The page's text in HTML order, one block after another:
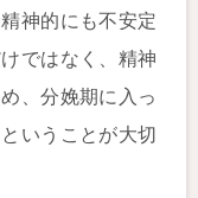
神的にも不安定
ではなく、精神
、分娩期に入っ
いうことが大切